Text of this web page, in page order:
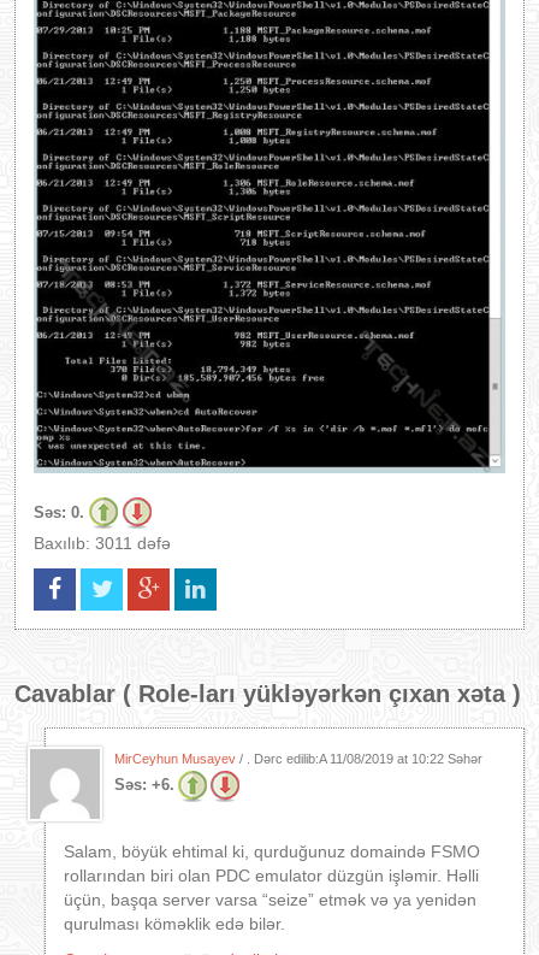
Səs: 0.
Baxılıb: 3011 dəfə
Cavablar ( Role-ları yükləyərkən çıxan xəta)
MirCeyhun Musayev / . Dərc edilib:A 11/08/2019 at 10:22 Səhər
Səs: +6.
Salam, böyük ehtimal ki, qurduğunuz domaində FSMO
rollarından biri olan PDC emulator düzgün işləmir. Həlli
üçün, başqa server varsa “seize” etmək və ya yenidən
qurulması köməklik edə bilər.